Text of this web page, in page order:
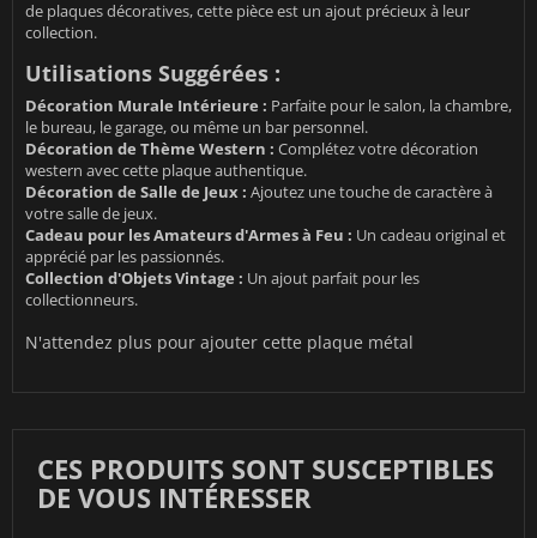
de plaques décoratives, cette pièce est un ajout précieux à leur
collection.
Utilisations Suggérées :
Décoration Murale Intérieure : Parfaite pour le salon, la chambre,
le bureau, le garage, ou même un bar personnel.
Décoration de Thème Western : Complétez votre décoration
western avec cette plaque authentique.
Décoration de Salle de Jeux : Ajoutez une touche de caractère à
votre salle de jeux.
Cadeau pour les Amateurs d'Armes à Feu : Un cadeau original et
apprécié par les passionnés.
Collection d'Objets Vintage : Un ajout parfait pour les
collectionneurs.
N'attendez plus pour ajouter cette plaque métal
CES PRODUITS SONT SUSCEPTIBLES
DE VOUS INTÉRESSER